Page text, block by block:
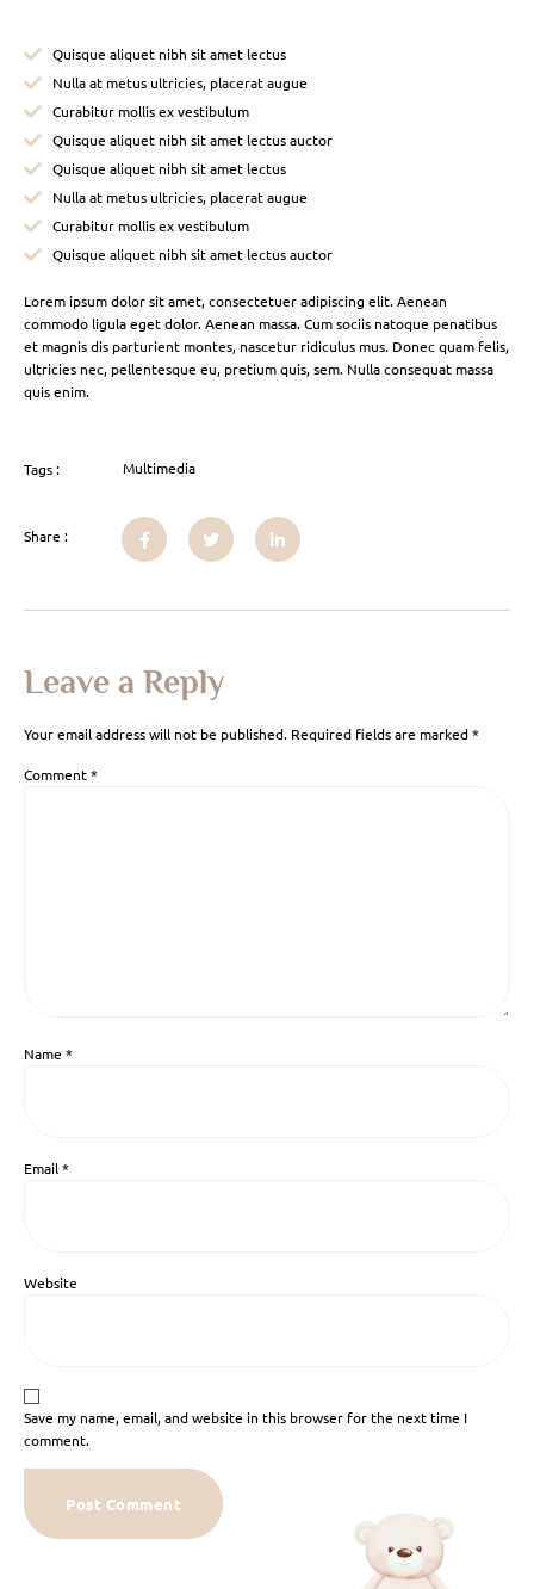
Quisque aliquet nibh sit amet lectus
Nulla at metus ultricies, placerat augue
Curabitur mollis ex vestibulum
Quisque aliquet nibh sit amet lectus auctor
Quisque aliquet nibh sit amet lectus
Nulla at metus ultricies, placerat augue
Curabitur mollis ex vestibulum
Quisque aliquet nibh sit amet lectus auctor
Lorem ipsum dolor sit amet, consectetuer adipiscing elit. Aenean
commodo ligula eget dolor. Aenean massa. Cum sociis natoque penatibus
et magnis dis parturient montes, nascetur ridiculus mus. Donec quam felis,
ultricies nec, pellentesque eu, pretium quis, sem. Nulla consequat massa
quis enim.
Tags : Multimedia
Share :
Leave a Reply
Your email address will not be published. Required fields are marked*
Comment*
Name *
Email*
Website
Save my name, email, and website in this browser for the next time I
comment.